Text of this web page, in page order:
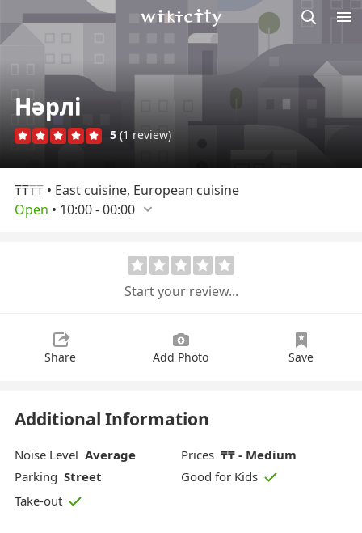
Нәрлі
5 (1 review)
₸₸₸₸ • East cuisine, European cuisine
Open • 10:00-00:00
Start your review...
Share Add Photo Save
Additional Information
Noise Level Average Prices ₸₸ - Medium
Parking Street
Good for Kids
Take-out